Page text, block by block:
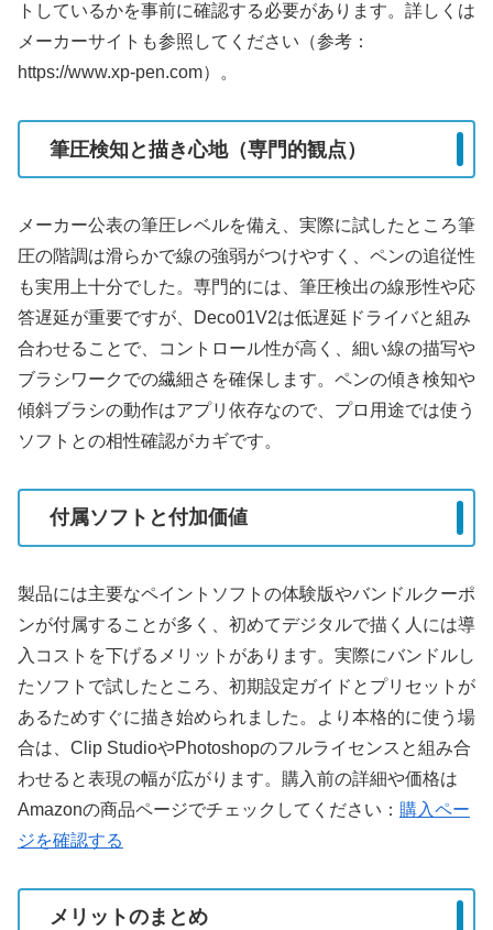
トしているかを事前に確認する必要があります。詳しくは
メーカーサイトも参照してください（参考：
https://www.xp-pen.com）。
筆圧検知と描き心地（専門的観点）
メーカー公表の筆圧レベルを備え、実際に試したところ筆
圧の階調は滑らかで線の強弱がつけやすく、ペンの追従性
も実用上十分でした。専門的には、筆圧検出の線形性や応
答遅延が重要ですが、Deco01V2は低遅延ドライバと組み
合わせることで、コントロール性が高く、細い線の描写や
ブラシワークでの繊細さを確保します。ペンの傾き検知や
傾斜ブラシの動作はアプリ依存なので、プロ用途では使う
ソフトとの相性確認がカギです。
付属ソフトと付加価値
製品には主要なペイントソフトの体験版やバンドルクーポ
ンが付属することが多く、初めてデジタルで描く人には導
入コストを下げるメリットがあります。実際にバンドルし
たソフトで試したところ、初期設定ガイドとプリセットが
あるためすぐに描き始められました。より本格的に使う場
合は、Clip StudioやPhotoshopのフルライセンスと組み合
わせると表現の幅が広がります。購入前の詳細や価格は
Amazonの商品ページでチェックしてください： 購入ペー
ジを確認する
メリットのまとめ